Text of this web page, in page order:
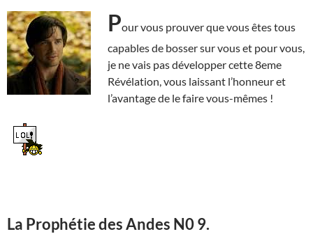
Pour vous prouver que vous êtes tous
capables de bosser sur vous et pour vous,
je ne vais pas développer cette 8eme
Révélation, vous laissant l’honneur et
l’avantage de le faire vous-mêmes !
La Prophétie des Andes N0 9.